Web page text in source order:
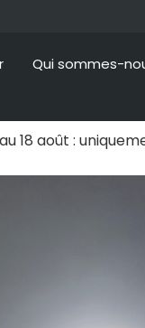
Qui sommes-
18 août :